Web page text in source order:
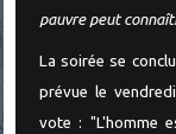
pauvre peut
La soirée se
prévue le
vote : "L'homme